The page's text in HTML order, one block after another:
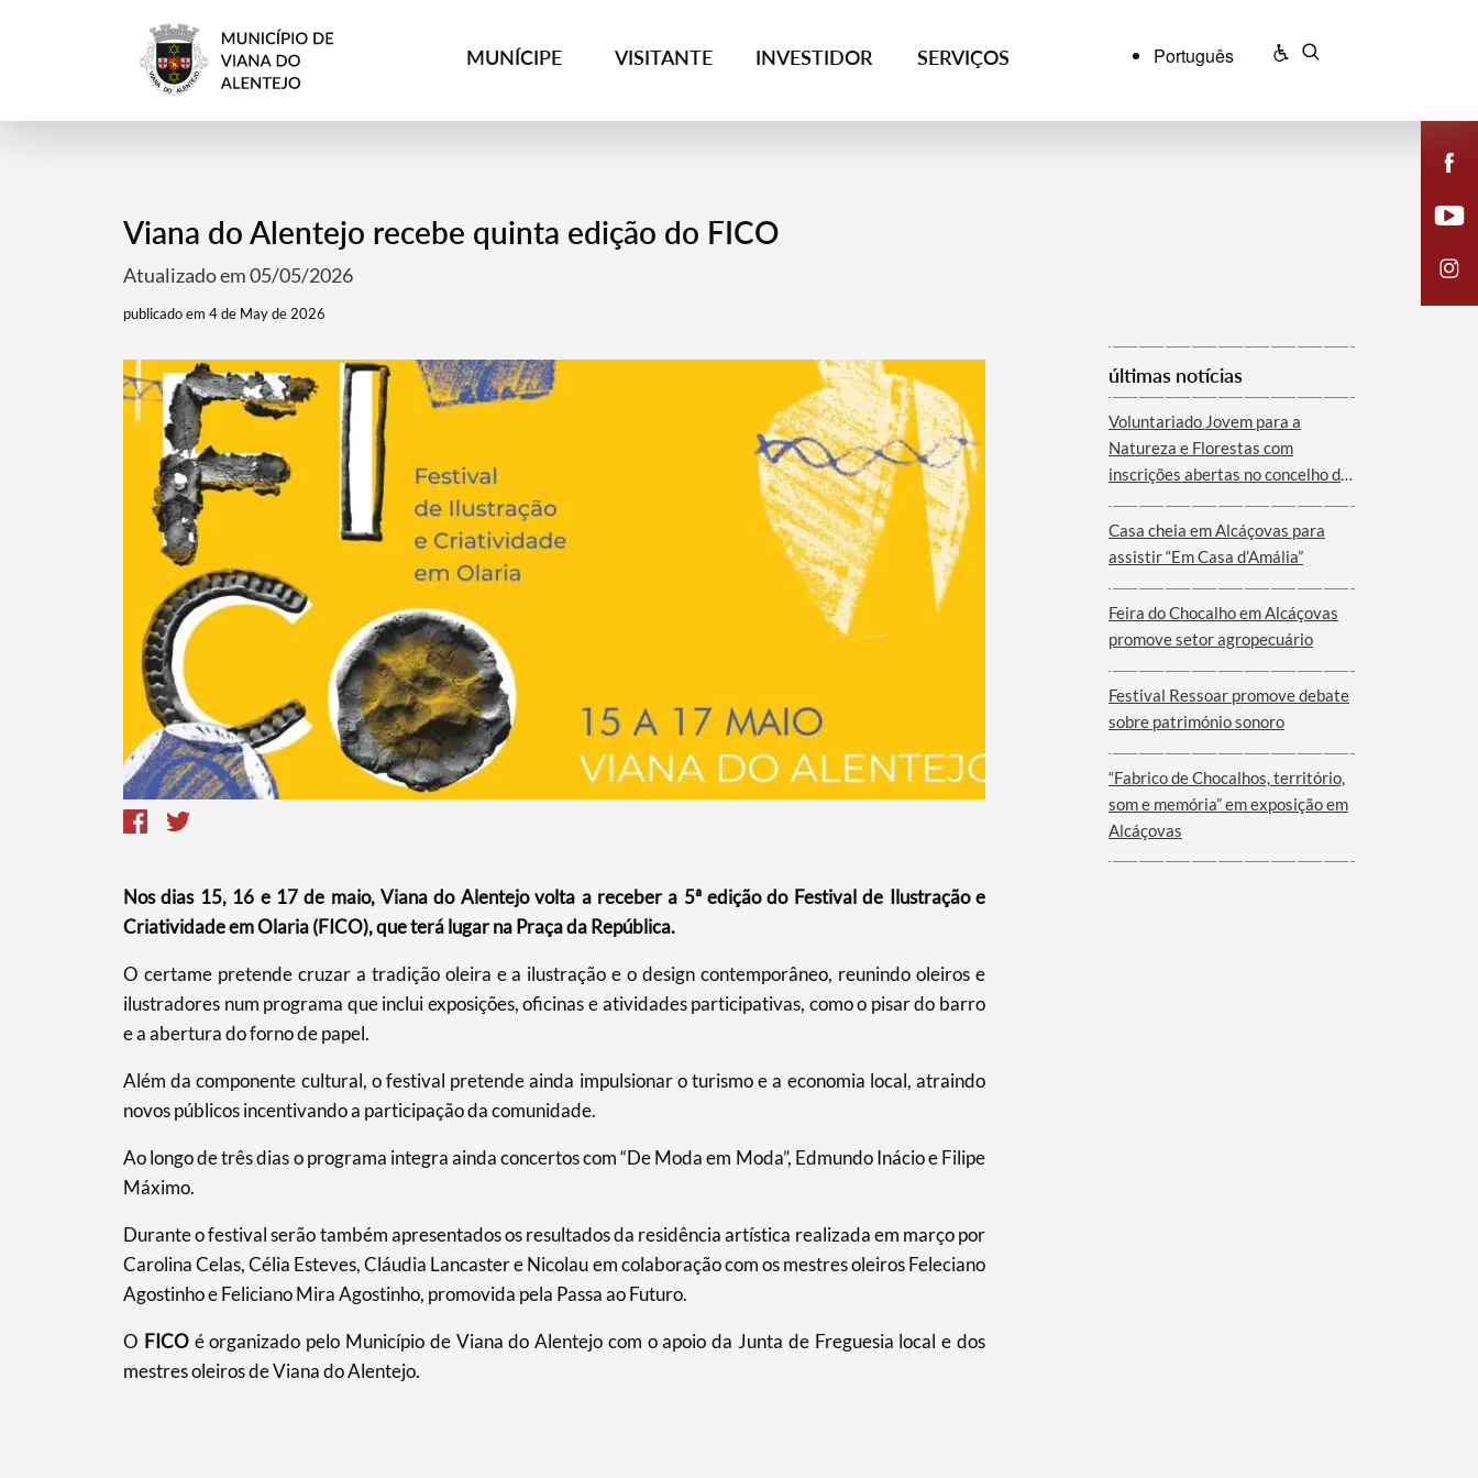
MUNÍCIPE VISITANTE INVESTIDOR SERVIÇOS Português
Termo de Pesquisa
Categorias gerais
Viana do Alentejo recebe quinta edição do FICO
Atualizado em 05/05/2026
publicado em 4 de May de 2026
Nos dias 15, 16 e 17 de maio, Viana do Alentejo volta a receber a 5ª edição do Festival de Ilustração e
Criatividade em Olaria (FICO), que terá lugar na Praça da República.
O certame pretende cruzar a tradição oleira e a ilustração e o design contemporâneo, reunindo oleiros e
ilustradores num programa que inclui exposições, oficinas e atividades participativas, como o pisar do barro
e a abertura do forno de papel.
Além da componente cultural, o festival pretende ainda impulsionar o turismo e a economia local, atraindo
novos públicos incentivando a participação da comunidade.
Ao longo de três dias o programa integra ainda concertos com “De Moda em Moda”, Edmundo Inácio e Filipe
Máximo.
Durante o festival serão também apresentados os resultados da residência artística realizada em março por
Carolina Celas, Célia Esteves, Cláudia Lancaster e Nicolau em colaboração com os mestres oleiros Feleciano
Agostinho e Feliciano Mira Agostinho, promovida pela Passa ao Futuro.
O FICOé organizado pelo Município de Viana do Alentejo com o apoio da Junta de Freguesia local e dos
mestres oleiros de Viana do Alentejo.
últimas notícias
Voluntariado Jovem para a
Natureza e Florestas com
inscrições abertas no concelho de
Casa cheia em Alcáçovas para
assistir “Em Casa d’Amália”
Feira do Chocalho em Alcáçovas
promove setor agropecuário
Festival Ressoar promove debate
sobre património sonoro
“Fabrico de Chocalhos, território,
som e memória” em exposição em
Alcáçovas